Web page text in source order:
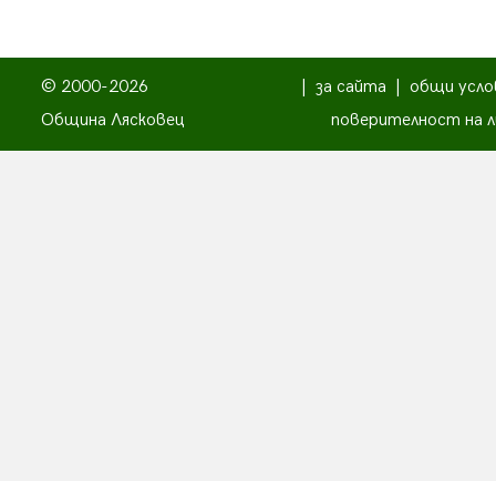
© 2000-2026
Община Лясковец
за сайта
общи
поверителност на